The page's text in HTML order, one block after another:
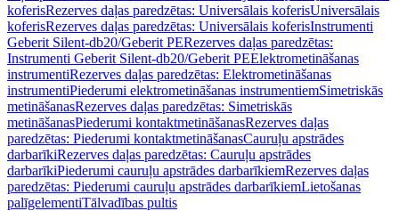
koferisRezerves daļas paredzētas: Universālais koferisUniversālais
koferisRezerves daļas paredzētas: Universālais koferisInstrumenti
Geberit Silent-db20/Geberit PERezerves daļas paredzētas:
Instrumenti Geberit Silent-db20/Geberit PEElektrometināšanas
instrumentiRezerves daļas paredzētas: Elektrometināšanas
instrumentiPiederumi elektrometināšanas instrumentiemSimetriskās
metināšanasRezerves daļas paredzētas: Simetriskās
metināšanasPiederumi kontaktmetināšanasRezerves daļas
paredzētas: Piederumi kontaktmetināšanasCauruļu apstrādes
darbarīkiRezerves daļas paredzētas: Cauruļu apstrādes
darbarīkiPiederumi cauruļu apstrādes darbarīkiemRezerves daļas
paredzētas: Piederumi cauruļu apstrādes darbarīkiemLietošanas
palīgelementiTālvadības pultis